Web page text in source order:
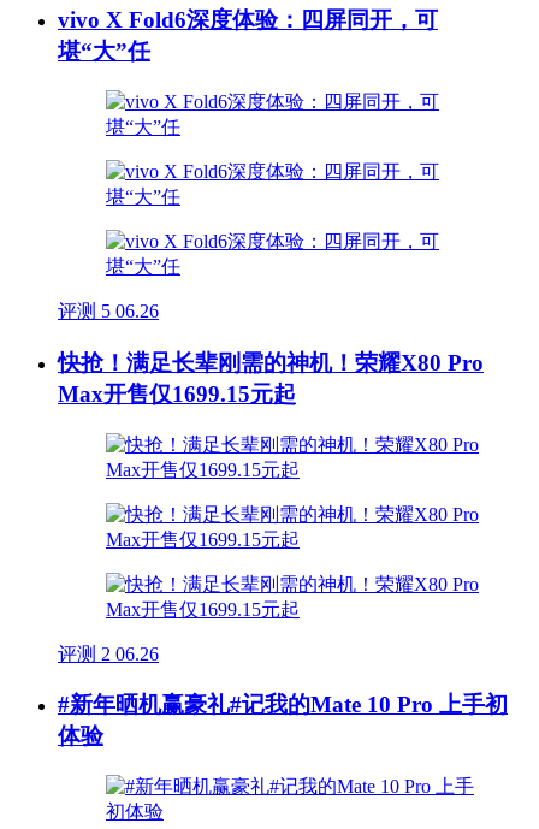
vivo X Fold6深度体验：四屏同开，可
堪“大”任
评测 5 06.26
快抢！满足长辈刚需的神机！荣耀X80 Pro
Max开售仅1699.15元起
评测 2 06.26
#新年晒机赢豪礼#记我的Mate 10 Pro 上手初
体验